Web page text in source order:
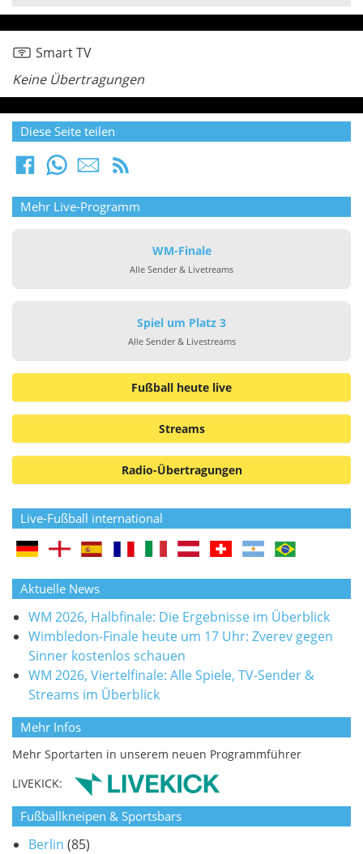
Smart TV
Keine Übertragungen
Diese Seite teilen
Mehr Live-Programm
WM-Finale
Alle Sender & Livetreams
Spiel um Platz 3
Alle Sender & Livestreams
Fußball heute live
Streams
Radio-Übertragungen
Live-Fußball international
Aktuelle News
WM 2026, Halbfinale: Die Ergebnisse im Überblick
Wimbledon-Finale heute um 17 Uhr: Zverev gegen
Sinner kostenlos schauen
WM 2026, Viertelfinale: Alle Spiele, TV-Sender &
Streams im Überblick
Mehr Infos
Mehr Sportarten in unserem neuen Programmführer
LIVEKICK:
Fußballkneipen & Sportsbars
Berlin (85)